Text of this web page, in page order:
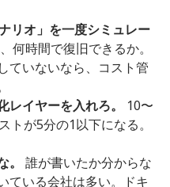
リオ」を一度シミュレー
何時間で復旧できるか。
ていないなら、コスト管
イヤーを入れろ。
10〜
トが5分の1以下になる。
誰が書いたか分からな
ている会社は多い。ドキ